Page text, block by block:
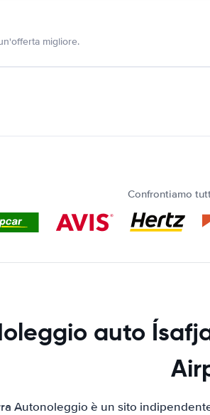
migliore.
Confrontiamo
auto
Autonoleggio è un sito